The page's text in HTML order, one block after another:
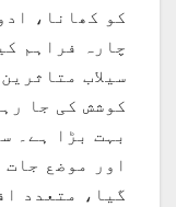
کو کھانا،
چارہ فراہم
سیلاب
کوشش کی جا
اور موضع
گیا، متعدد